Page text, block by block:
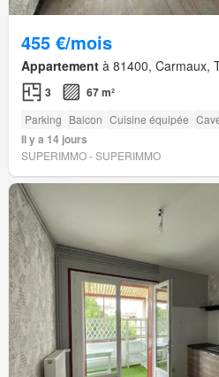
455 €/mois
Appartement à 81400, Carmaux,
3 67 m²
Parking Balcon Cuisine équipée
Il y a 14 jours
SUPERIMMO - SUPERIMMO